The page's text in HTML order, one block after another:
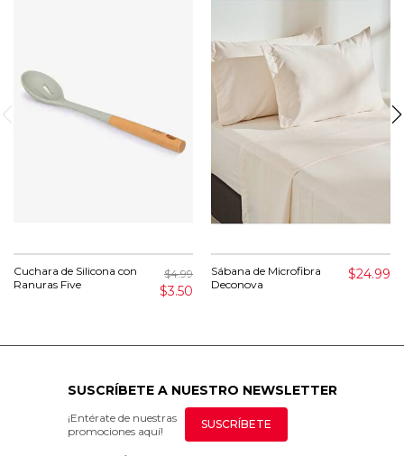
Cuchara de Silicona con
Ranuras Five
$4.99
$3.50
Sábana de Microfibra
Deconova
$24.99
SUSCRÍBETE A NUESTRO NEWSLETTER
¡Entérate de nuestras
promociones aquí!
SUSCRÍBETE